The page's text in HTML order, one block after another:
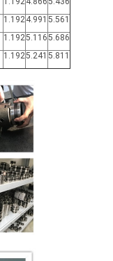
1.1924.991 5.561
1.1925.1165.686
1.1925.241 5.811